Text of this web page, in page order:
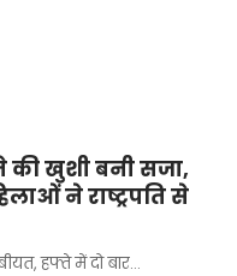
की खुशी बनी सजा,
ने राष्ट्रपति से
हफ्ते में दो बार…